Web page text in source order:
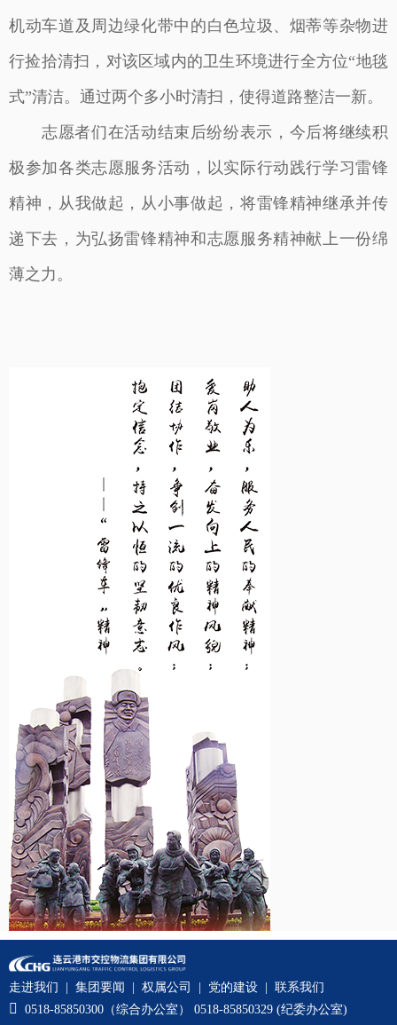
机动车道及周边绿化带中的白色垃圾、烟蒂等杂物进
行捡拾清扫，对该区域内的卫生环境进行全方位“地毯
式”清洁。通过两个多小时清扫，使得道路整洁一新。
志愿者们在活动结束后纷纷表示，今后将继续积
极参加各类志愿服务活动，以实际行动践行学习雷锋
精神，从我做起，从小事做起，将雷锋精神继承并传
递下去，为弘扬雷锋精神和志愿服务精神献上一份绵
薄之力。
走进我们 集团要闻 权属公司 党的建设 联系我们
 0518-85850300（综合办公室） 0518-85850329 (纪委办公室)